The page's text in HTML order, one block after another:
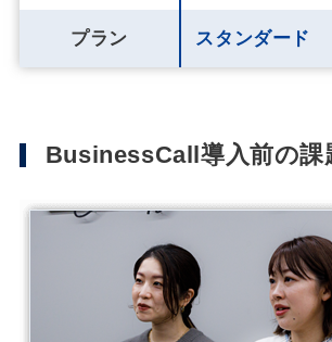
プラン スタンダード
BusinessCall導入前の課